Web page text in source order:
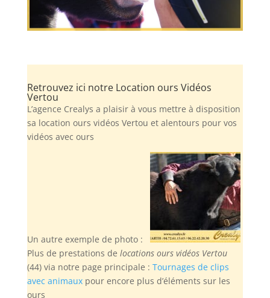
Retrouvez ici notre Location ours Vidéos
Vertou
L’agence Crealys a plaisir à vous mettre à disposition
sa location ours vidéos Vertou et alentours pour vos
vidéos avec ours
Un autre exemple de photo :
Plus de prestations de locations ours vidéos Vertou
(44) via notre page principale : Tournages de clips
avec animauxpour encore plus d’éléments sur les
ours